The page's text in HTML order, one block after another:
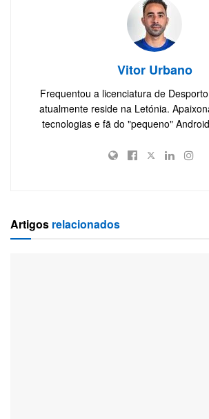
Vitor Urbano
Frequentou a licenciatura de
atualmente reside na Letónia.
tecnologias e fã do "pequeno"
Artigos relacionados